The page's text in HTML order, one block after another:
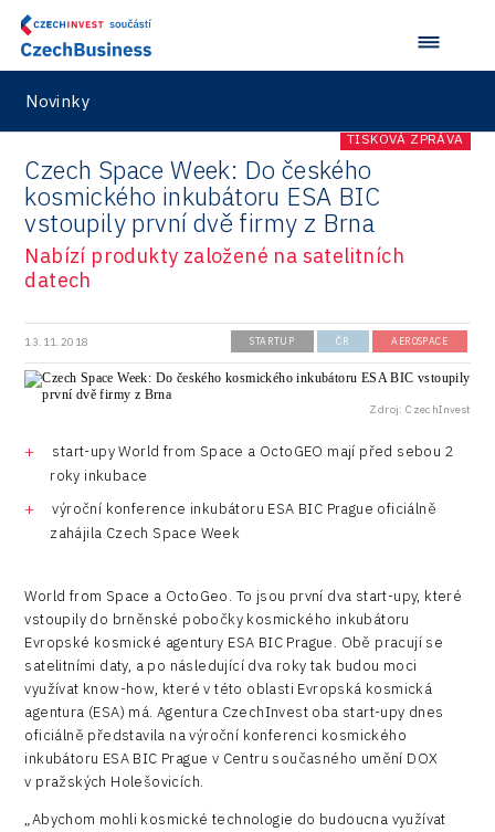
Novinky
TISKOVÁ ZPRÁVA
Czech Space Week: Do českého
kosmického inkubátoru ESA BIC
vstoupily první dvě firmy z Brna
Nabízí produkty založené na satelitních
datech
13.11.2018 STARTUP ČR AEROSPACE
Zdroj: CzechInvest
start-upy World from Space a OctoGEO mají před sebou 2
roky inkubace
výroční konference inkubátoru ESA BIC Prague oficiálně
zahájila Czech Space Week
World from Space a OctoGeo. To jsou první dva start-upy, které
vstoupily do brněnské pobočky kosmického inkubátoru
Evropské kosmické agentury ESA BIC Prague. Obě pracují se
satelitními daty, a po následující dva roky tak budou moci
využívat know-how, které v této oblasti Evropská kosmická
agentura (ESA) má. Agentura CzechInvest oba start-upy dnes
oficiálně představila na výroční konferenci kosmického
inkubátoru ESA BIC Prague v Centru současného umění DOX
v pražských Holešovicích.
„Abychom mohli kosmické technologie do budoucna využívat